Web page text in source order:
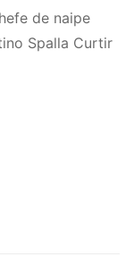
de naipe
Spalla Curtir